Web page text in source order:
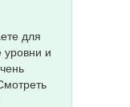
для
и